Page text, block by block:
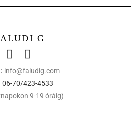
G
info@faludig.com
06-70/423-4533
9-19 óráig)